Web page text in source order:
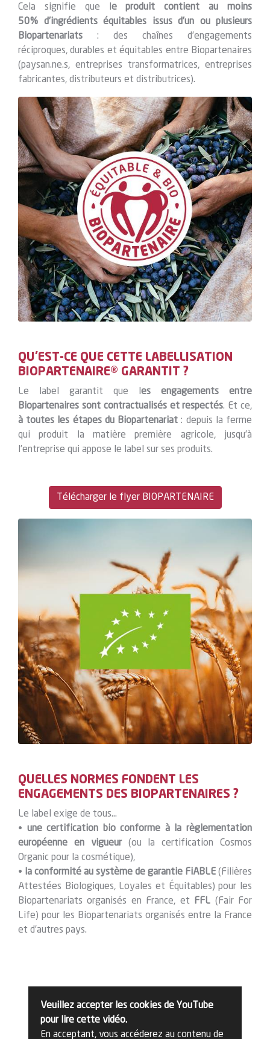
Cela signifie que l e produit contient au moins
50% d’ingrédients équitables issus d’un ou plusieurs
Biopartenariats : des chaînes d’engagements
réciproques, durables et équitables entre Biopartenaires
(paysan.ne.s, entreprises transformatrices, entreprises
fabricantes, distributeurs et distributrices).
QU’EST-CE QUE CETTE LABELLISATION
BIOPARTENAIRE® GARANTIT ?
Le label garantit que les engagements entre
Biopartenaires sont contractualisés et respectés. Et ce,
à toutes les étapes du Biopartenariat: depuis la ferme
qui produit la matière première agricole, jusqu’à
l’entreprise qui appose le label sur ses produits.
Télécharger le flyer BIOPARTENAIRE
QUELLES NORMES FONDENT LES
ENGAGEMENTS DES BIOPARTENAIRES ?
Le label exige de tous…
• une certification bio conforme à la règlementation
européenne en vigueur(ou la certification Cosmos
Organic pour la cosmétique),
• la conformité au système de garantie FiABLE (Filières
Attestées Biologiques, Loyales et Équitables) pour les
Biopartenariats organisés en France, et
FFL (Fair For
Life) pour les Biopartenariats organisés entre la France
et d’autres pays.
Veuillez accepter les cookies de YouTube
pour lire cette vidéo.
En acceptant, vous accéderez au contenu de